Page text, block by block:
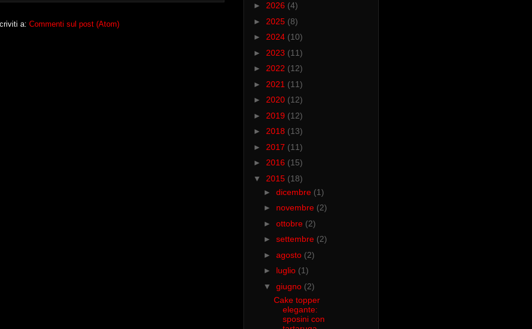
a: Commenti sul post (Atom)
► 2026 (4)
► 2025 (8)
► 2024 (10)
► 2023 (11)
► 2022 (12)
► 2021 (11)
► 2020 (12)
► 2019 (12)
► 2018 (13)
► 2017 (11)
► 2016 (15)
▼ 2015 (18)
► dicembre (1)
► novembre (2)
► ottobre (2)
► settembre (2)
► agosto (2)
► luglio (1)
▼ giugno (2)
Cake topper
elegante:
sposini con